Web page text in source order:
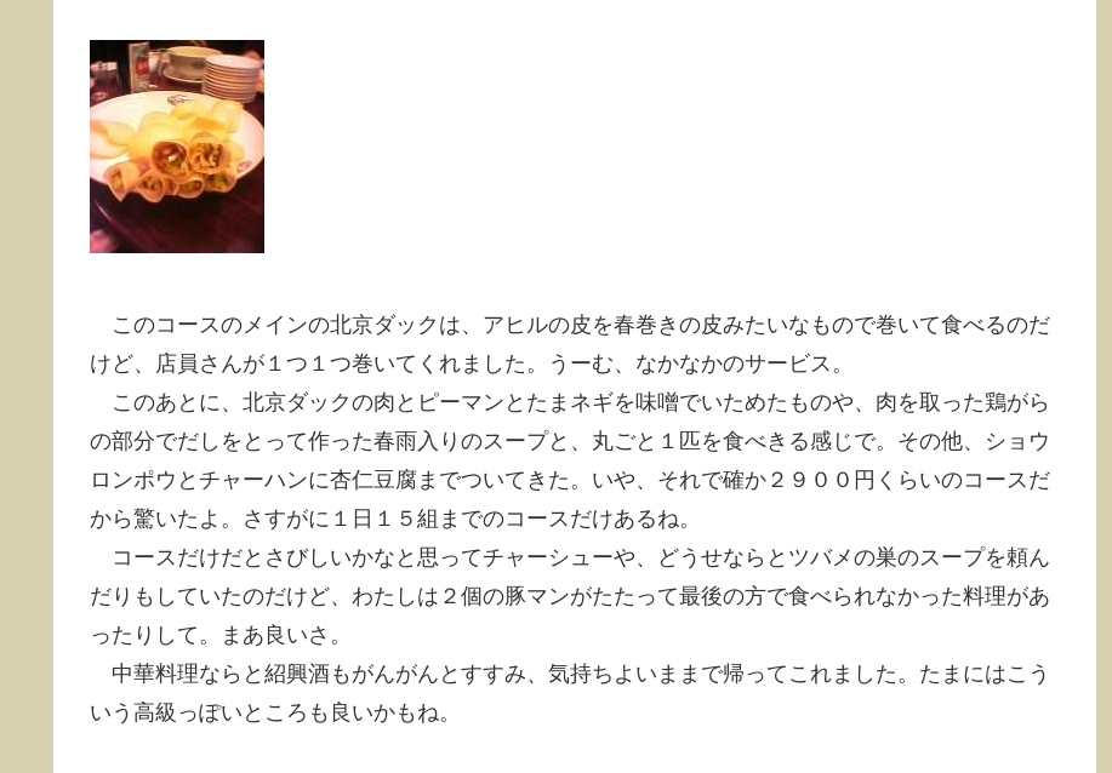
このコースのメインの北京ダックは、アヒルの皮を春巻きの皮みたいなもので巻いて食べるのだ
けど、店員さんが１つ１つ巻いてくれました。うーむ、なかなかのサービス。
このあとに、北京ダックの肉とピーマンとたまネギを味噌でいためたものや、肉を取った鶏がら
の部分でだしをとって作った春雨入りのスープと、丸ごと１匹を食べきる感じで。その他、ショウ
ロンポウとチャーハンに杏仁豆腐までついてきた。いや、それで確か２９００円くらいのコースだ
から驚いたよ。さすがに１日１５組までのコースだけあるね。
コースだけだとさびしいかなと思ってチャーシューや、どうせならとツバメの巣のスープを頼ん
だりもしていたのだけど、わたしは２個の豚マンがたたって最後の方で食べられなかった料理があ
ったりして。まあ良いさ。
中華料理ならと紹興酒もがんがんとすすみ、気持ちよいままで帰ってこれました。たまにはこう
いう高級っぽいところも良いかもね。